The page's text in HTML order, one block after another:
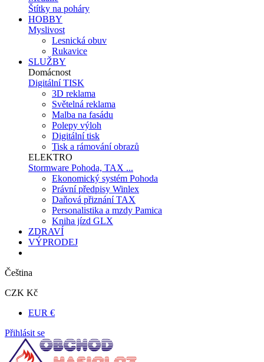
Štítky na poháry
HOBBY
Myslivost
Lesnická obuv
Rukavice
SLUŽBY
Domácnost
Digitální TISK
3D reklama
Světelná reklama
Malba na fasádu
Polepy výloh
Digitální tisk
Tisk a rámování obrazů
ELEKTRO
Stormware Pohoda, TAX ...
Ekonomický systém Pohoda
Právní předpisy Winlex
Daňová přiznání TAX
Personalistika a mzdy Pamica
Kniha jízd GLX
ZDRAVÍ
VÝPRODEJ
Čeština
CZK Kč
EUR €
Přihlásit se